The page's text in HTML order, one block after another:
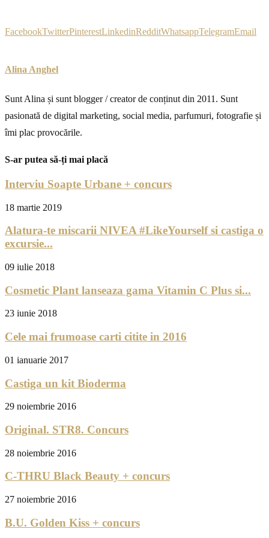
FacebookTwitterPinterestLinkedinRedditWhatsappTelegramEmail
Alina Anghel
Sunt Alina și sunt blogger / creator de conținut din 2011. Sunt
pasionată de digital marketing, social media, parfumuri, fotografie și
îmi plac provocările.
S-ar putea să-ți mai placă
Interviu Soapte Urbane + concurs
18 martie 2019
Alatura-te miscarii NIVEA #LikeYourself si castiga o
excursie...
09 iulie 2018
Cosmetic Plant lanseaza gama Vitamin C Plus si...
23 iunie 2018
Cele mai frumoase carti citite in 2016
01 ianuarie 2017
Castiga un kit Bioderma
29 noiembrie 2016
Original. STR8. Concurs
28 noiembrie 2016
C-THRU Black Beauty + concurs
27 noiembrie 2016
B.U. Golden Kiss + concurs